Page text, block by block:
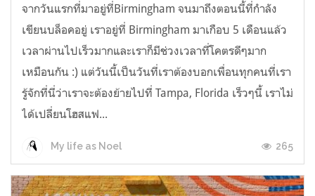
จากวันแรกที่มาอยู่ที่Birmingham จนมาถึงตอนนี้ที่กำลัง
เขียนบล็อคอยู่ เราอยู่ที่ Birmingham มาเกือบ 5 เดือนแล้ว
เวลาผ่านไปเร็วมากและเราก็มีช่วงเวลาที่โคตรดีๆมาก
เหมือนกัน :) แต่วันนี้เป็นวันที่เราต้องบอกเพื่อนทุกคนที่เรา
รู้จักที่นี่ว่าเราจะต้องย้ายไปที่ Tampa, Florida เร็วๆนี้ เราไม่
ได้เปลี่ยนโฮสแฟ...
My life as Noel 265